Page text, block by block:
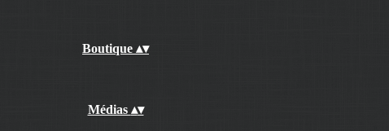
Boutique ▴▾
Médias ▴▾